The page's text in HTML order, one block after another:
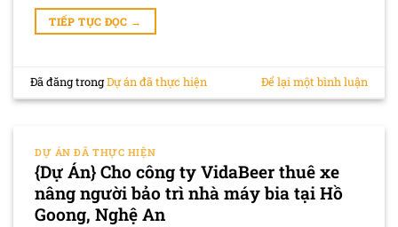
TIẾP TỤC ĐỌC →
Đã đăng trongDự án đã thực hiện Để lại một bình luận
DỰ ÁN ĐÃ THỰC HIỆN
{Dự Án} Cho công ty VidaBeer thuê xe
nâng người bảo trì nhà máy bia tại Hồ
Goong, Nghệ An